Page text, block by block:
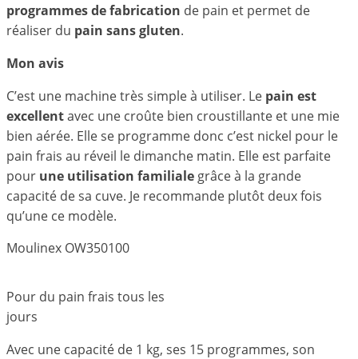
programmes de fabrication de pain et permet de
réaliser du pain sans gluten.
Mon avis
C’est une machine très simple à utiliser. Le pain est
excellentavec une croûte bien croustillante et une mie
bien aérée. Elle se programme donc c’est nickel pour le
pain frais au réveil le dimanche matin. Elle est parfaite
pour une utilisation familiale grâce à la grande
capacité de sa cuve. Je recommande plutôt deux fois
qu’une ce modèle.
Moulinex OW350100
Pour du pain frais tous les
jours
Avec une capacité de 1 kg, ses 15 programmes, son